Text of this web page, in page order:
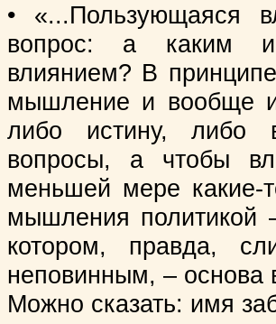
• «...Пользующаяся
вопрос: а каким
влиянием? В
мышление и вообще
либо истину, либо
вопросы, а чтобы
меньшей мере какие-
мышления политикой
котором, правда,
неповинным, – основа
Можно сказать: имя